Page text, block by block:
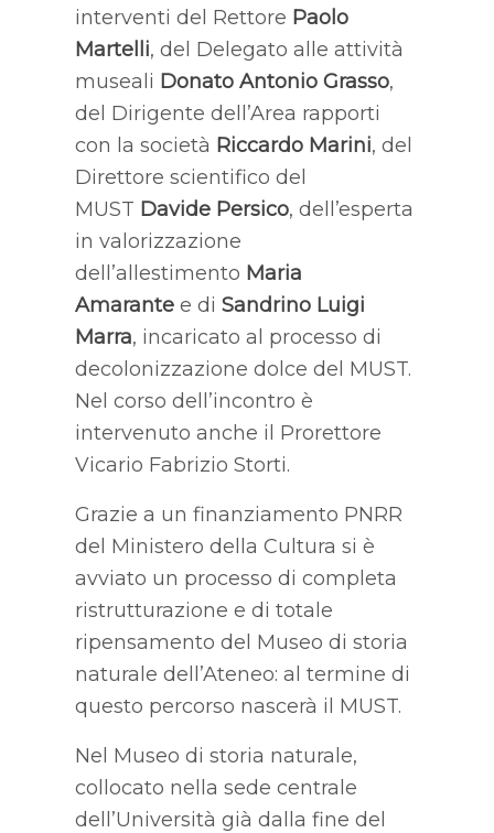
interventi del Rettore Paolo
Martelli, del Delegato alle attività
museali Donato Antonio Grasso,
del Dirigente dell’Area rapporti
con la società Riccardo Marini, del
Direttore scientifico del
MUST Davide Persico, dell’esperta
in valorizzazione
dell’allestimento Maria
Amarantee di Sandrino Luigi
Marra, incaricato al processo di
decolonizzazione dolce del MUST.
Nel corso dell’incontro è
intervenuto anche il Prorettore
Vicario Fabrizio Storti.
Grazie a un finanziamento PNRR
del Ministero della Cultura si è
avviato un processo di completa
ristrutturazione e di totale
ripensamento del Museo di storia
naturale dell’Ateneo: al termine di
questo percorso nascerà il MUST.
Nel Museo di storia naturale,
collocato nella sede centrale
dell’Università già dalla fine del